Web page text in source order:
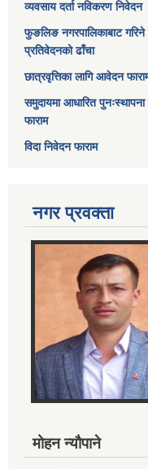
व्यवसाय दर्ता नविकरण निवेदन
फुङलिङ नगरपालिकाबाट
प्रतिवेदनको ढाँचा
छात्रवृत्तिका लागि आवेदन
समुदायमा आधारित
फाराम
विदा निवेदन फाराम
नगर प्रवक्ता
मोहन न्यौपाने